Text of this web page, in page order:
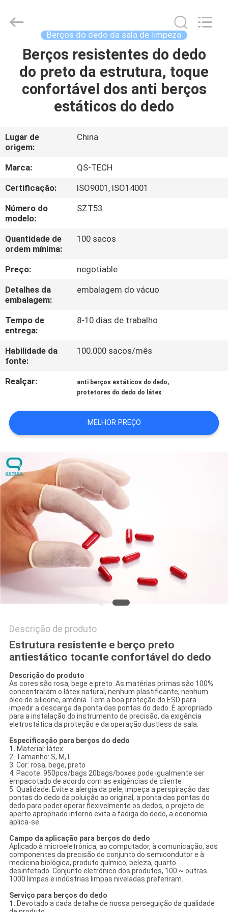
CASA
PRODUTOS
NÓS
EXCURSÃO
DA
FÁBRICA
CONTROLE
DA
QUALIDADE
CONTACTE-
NOS
NOTÍCIA
PEÇA
CITAÇÕES
MAPA
DO
SITE
PRIVACY
POLICY
Clean
Technology
Berços do dedo da sala de limpeza
Berços resistentes do dedo
do preto da estrutura, toque
confortável dos anti berços
estáticos do dedo
Lugar de
origem:
China
Marca:
QS-TECH
Certificação:
ISO9001, ISO14001
Número do
modelo:
SZT53
Quantidade de
ordem mínima:
100 sacos
Preço:
negotiable
Detalhes da
embalagem:
embalagem do vácuo
Tempo de
entrega:
8-10 dias de trabalho
Habilidade da
fonte:
100.000 sacos/mês
Realçar: anti berços estáticos do dedo,
protetores do dedo do látex
MELHOR PREÇO
Descrição de produto
Estrutura resistente e berço preto
antiestático tocante confortável do dedo
Descrição do produto
As cores são rosa, bege e preto. As matérias primas são 100%
concentraram o látex natural, nenhum plastificante, nenhum
óleo de silicone, amônia. Tem a boa proteção do ESD para
impedir a descarga da ponta das pontas do dedo. É apropriado
para a instalação do instrumento de precisão, da exigência
eletrostática da proteção e da operação dustless da sala.
Especificação para berços do dedo
1. Material: látex
2. Tamanho: S, M, L
3. Cor: rosa, bege, preto
4. Pacote: 950pcs/bags 20bags/boxes pode igualmente ser
empacotado de acordo com as exigências de cliente
5. Qualidade: Evite a alergia da pele, impeça a perspiração das
pontas do dedo da poluição ao original, a ponta das pontas do
dedo para poder operar flexivelmente os dedos, o projeto de
aperto apropriado interno evita a fadiga do dedo, a economia
aplica-se.
Campo da aplicação para berços do dedo
Aplicado à microeletrônica, ao computador, à comunicação, aos
componentes da precisão do conjunto do semicondutor e à
medicina biológica, produto químico, beleza, quarto
desinfetado. Conjunto eletrônico dos produtos, 100 ~ outras
1000 limpas e indústrias limpas niveladas preferiram.
Serviço para berços do dedo
1. Devotado a cada detalhe de nossa perseguição da qualidade